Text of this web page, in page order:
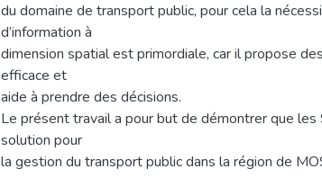
du domaine de transport public, pour cela la
d’information à
dimension spatial est primordiale, car il propose
efficace et
aide à prendre des décisions.
Le présent travail a pour but de démontrer que les
solution pour
la gestion du transport public dans la région de